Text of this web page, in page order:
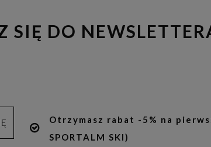
SIĘ DO
Otrzymasz rabat -5% na
SPORTALM SKI)